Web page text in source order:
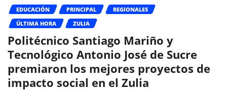
EDUCACIÓN PRINCIPAL
REGIONALES
ÚLTIMA HORA
ZULIA
Politécnico Santiago Mariño y
Tecnológico Antonio José de Sucre
premiaron los mejores proyectos de
impacto social en el Zulia